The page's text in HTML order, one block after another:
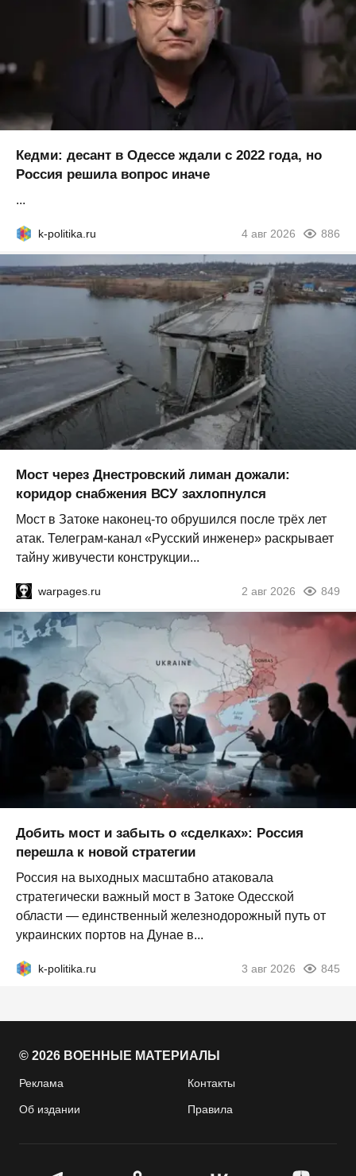
Кедми: десант в Одессе ждали с 2022 года, но
Россия решила вопрос иначе
...
k-politika.ru 4 авг 2026 886
Мост через Днестровский лиман дожали:
коридор снабжения ВСУ захлопнулся
Мост в Затоке наконец-то обрушился после трёх лет
атак. Телеграм-канал «Русский инженер» раскрывает
тайну живучести конструкции...
warpages.ru 2 авг 2026 849
Добить мост и забыть о «сделках»: Россия
перешла к новой стратегии
Россия на выходных масштабно атаковала
стратегически важный мост в Затоке Одесской
области — единственный железнодорожный путь от
украинских портов на Дунае в...
k-politika.ru 3 авг 2026 845
© 2026 ВОЕННЫЕ МАТЕРИАЛЫ
Реклама Контакты
Об издании Правила